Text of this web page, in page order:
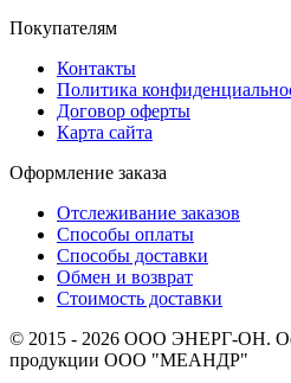
Покупателям
Контакты
Политика
Договор оферты
Карта сайта
Оформление заказа
Отслеживание заказов
Способы оплаты
Способы доставки
Обмен и возврат
Стоимость доставки
© 2015 - 2026 ООО ЭНЕРГ-ОН.
продукции ООО "МЕАНДР"